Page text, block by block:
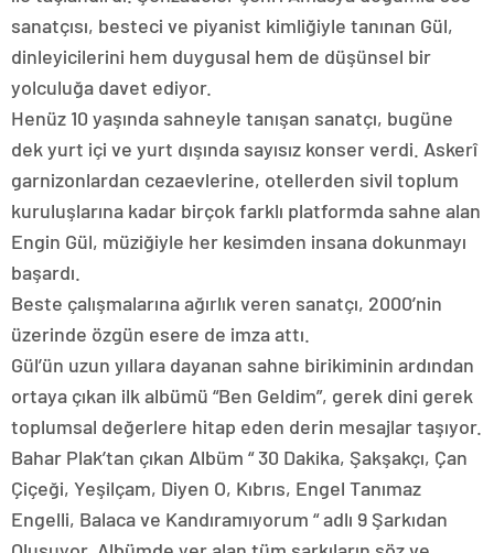
sanatçısı, besteci ve piyanist kimliğiyle tanınan Gül,
dinleyicilerini hem duygusal hem de düşünsel bir
yolculuğa davet ediyor.
Henüz 10 yaşında sahneyle tanışan sanatçı, bugüne
dek yurt içi ve yurt dışında sayısız konser verdi. Askerî
garnizonlardan cezaevlerine, otellerden sivil toplum
kuruluşlarına kadar birçok farklı platformda sahne alan
Engin Gül, müziğiyle her kesimden insana dokunmayı
başardı.
Beste çalışmalarına ağırlık veren sanatçı, 2000’nin
üzerinde özgün esere de imza attı.
Gül’ün uzun yıllara dayanan sahne birikiminin ardından
ortaya çıkan ilk albümü “Ben Geldim”, gerek dini gerek
toplumsal değerlere hitap eden derin mesajlar taşıyor.
Bahar Plak’tan çıkan Albüm “ 30 Dakika, Şakşakçı, Çan
Çiçeği, Yeşilçam, Diyen O, Kıbrıs, Engel Tanımaz
Engelli, Balaca ve Kandıramıyorum “ adlı 9 Şarkıdan